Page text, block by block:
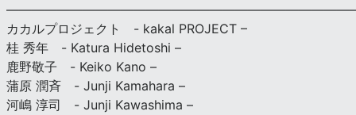
カカルプロジェクト - kakal PROJECT –
桂 秀年 - Katura Hidetoshi –
鹿野敬子 - Keiko Kano –
蒲原 潤斉 - Junji Kamahara –
河嶋 淳司 - Junji Kawashima –